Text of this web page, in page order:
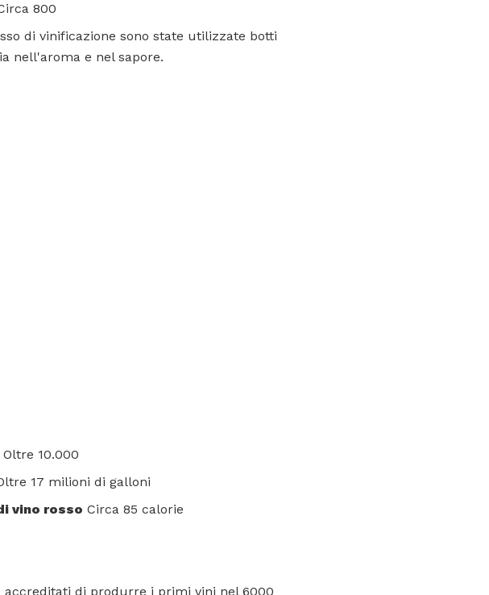
800
di vinificazione sono state utilizzate botti
nell'aroma e nel sapore.
Oltre 10.000
17 milioni di galloni
vino rosso Circa 85 calorie
accreditati di produrre i primi vini nel 6000